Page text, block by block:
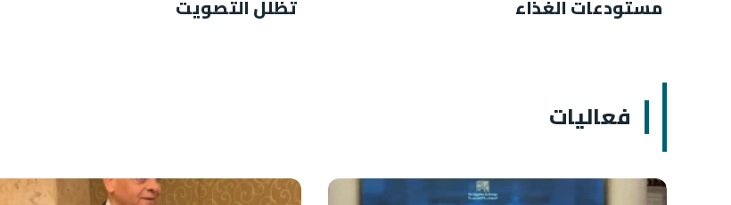
مستودعات الغذاء تظلل التصويت
فعاليات